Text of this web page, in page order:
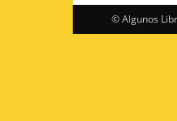
© Algunos